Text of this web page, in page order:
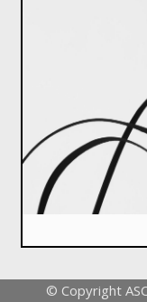
© Copyright